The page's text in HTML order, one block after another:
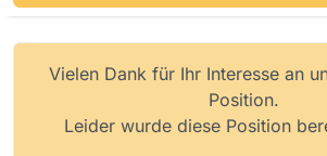
Vielen Dank für Ihr Interesse an
Position.
Leider wurde diese Position